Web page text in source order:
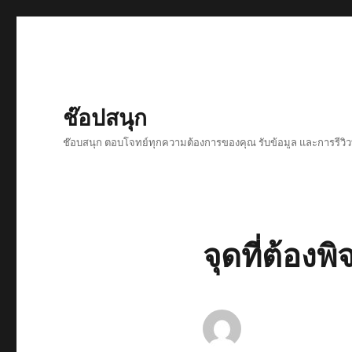
ช๊อปสนุก
ช๊อบสนุก ตอบโจทย์ทุกความต้องการของคุณ รับข้อมูล และการรี
จุดที่ต้องพิ